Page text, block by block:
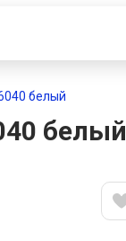
белый
белый